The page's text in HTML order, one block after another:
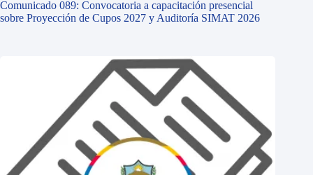
Comunicado 089: Convocatoria a capacitación presencial
sobre Proyección de Cupos 2027 y Auditoría SIMAT 2026